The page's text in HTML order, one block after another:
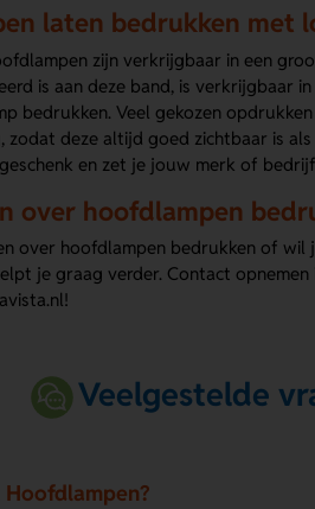
laten bedrukken met
zijn verkrijgbaar in een
is aan deze band, is verkrijgbaar
bedrukken. Veel gekozen
zodat deze altijd goed zichtbaar is
en zet je jouw merk of
over hoofdlampen
over hoofdlampen bedrukken of wil
je graag verder. Contact
Veelgestelde